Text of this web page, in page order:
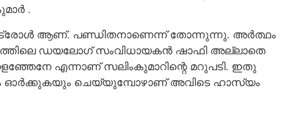
.
ട്രോൾ ആണ്. പണ്ഡിതനാണെന്ന് തോന്നുന്നു. അർത്ഥം
ഡയലോഗ് സംവിധായകൻ ഷാഫി അല്ലാതെ
എന്നാണ് സലിംകുമാറിന്റെ മറുപടി. ഇതു
ഓർക്കുകയും ചെയ്യുമ്പോഴാണ് അവിടെ ഹാസ്യം